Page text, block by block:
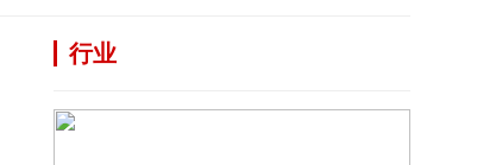
行业